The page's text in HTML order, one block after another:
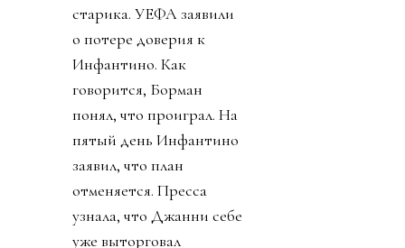
старика. УЕФА заявили
о потере доверия к
Инфантино. Как
говорится, Борман
понял, что проиграл. На
пятый день Инфантино
заявил, что план
отменяется. Пресса
узнала, что Джанни себе
уже выторговал